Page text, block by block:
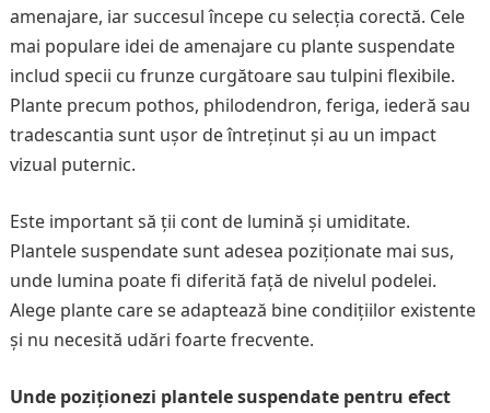
amenajare, iar succesul începe cu selecția corectă. Cele
mai populare idei de amenajare cu plante suspendate
includ specii cu frunze curgătoare sau tulpini flexibile.
Plante precum pothos, philodendron, feriga, iederă sau
tradescantia sunt ușor de întreținut și au un impact
vizual puternic.
Este important să ții cont de lumină și umiditate.
Plantele suspendate sunt adesea poziționate mai sus,
unde lumina poate fi diferită față de nivelul podelei.
Alege plante care se adaptează bine condițiilor existente
și nu necesită udări foarte frecvente.
Unde poziționezi plantele suspendate pentru efect